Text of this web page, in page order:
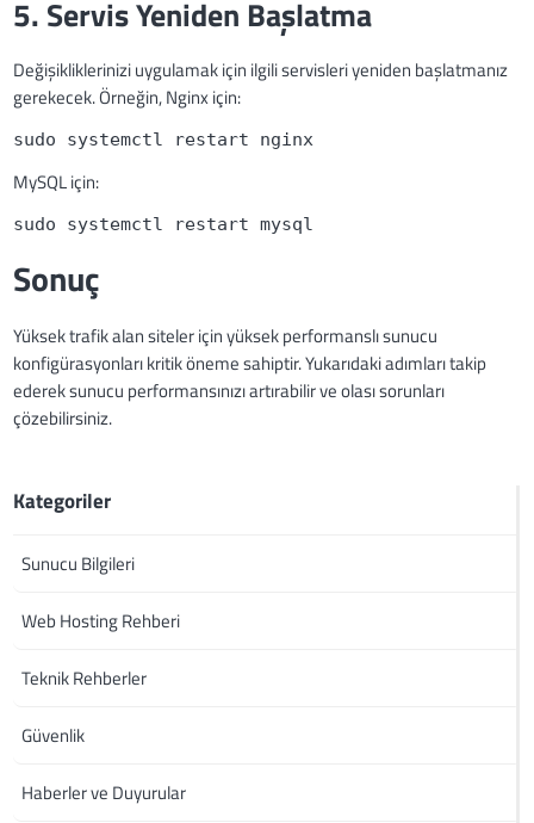
5. Servis Yeniden Başlatma
Değişikliklerinizi uygulamak için ilgili servisleri yeniden başlatmanız
gerekecek. Örneğin, Nginx için:
sudo systemctl restart nginx
MySQL için:
sudo systemctl restart mysql
Sonuç
Yüksek trafik alan siteler için yüksek performanslı sunucu
konfigürasyonları kritik öneme sahiptir. Yukarıdaki adımları takip
ederek sunucu performansınızı artırabilir ve olası sorunları
çözebilirsiniz.
Kategoriler
Sunucu Bilgileri
Web Hosting Rehberi
Teknik Rehberler
Güvenlik
Haberler ve Duyurular